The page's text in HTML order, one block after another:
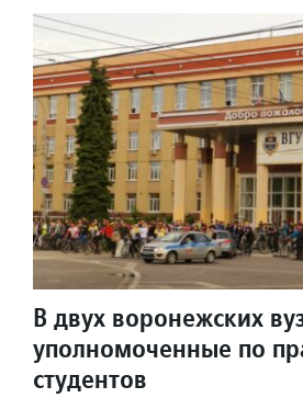
В двух воронежских
уполномоченные по
студентов